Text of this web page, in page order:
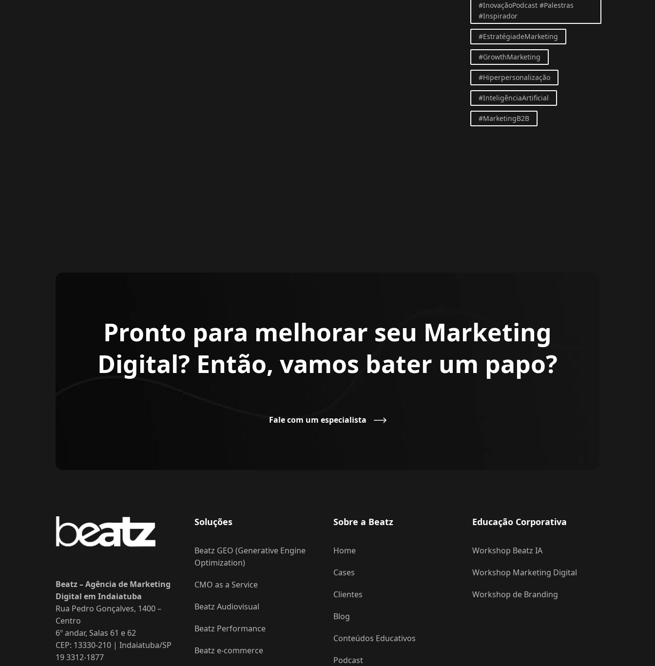
#InovaçãoPodcast #Palestras
#Inspirador
#EstratégiadeMarketing
#GrowthMarketing
#Hiperpersonalização
#InteligênciaArtificial
#MarketingB2B
Pronto para melhorar seu Marketing
Digital? Então, vamos bater um papo?
Fale com um especialista
Beatz – Agência de Marketing
Digital em Indaiatuba
Rua Pedro Gonçalves, 1400 –
Centro
6º andar, Salas 61 e 62
CEP: 13330-210 | Indaiatuba/SP
19 3312-1877
Soluções
Beatz GEO (Generative Engine
Optimization)
CMO as a Service
Beatz Audiovisual
Beatz Performance
Beatz e-commerce
Sobre a Beatz
Home
Cases
Clientes
Blog
Conteúdos Educativos
Podcast
Educação Corporativa
Workshop Beatz IA
Workshop Marketing Digital
Workshop de Branding